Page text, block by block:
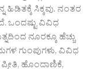
ಹಿಡಿತಕ್ಕೆ ಸಿಕ್ಕವು. ನಂತರ
ಒಂದಷ್ಟು ವಿವಿಧ
ನೂರಕ್ಕೂ ಹೆಚ್ಚು
ಗುಂಪುಗಳು, ವಿವಿಧ